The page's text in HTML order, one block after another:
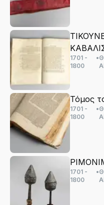
1701 -
1800
•
Τόμος
1701 -
1800
•
1701 -
1800
•